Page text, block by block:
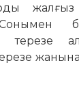
жалғыз
терезе